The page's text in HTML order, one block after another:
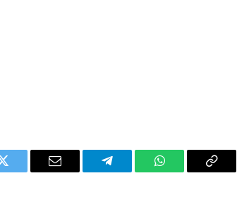
Twitter Email Telegram WhatsAppCopy